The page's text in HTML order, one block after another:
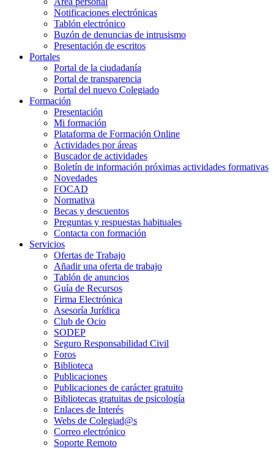
Notificaciones electrónicas
Tablón electrónico
Buzón de denuncias de intrusismo
Presentación de escritos
Portales
Portal de la ciudadanía
Portal de transparencia
Portal del nuevo Colegiado
Formación
Presentación
Mi formación
Plataforma de Formación Online
Actividades por áreas
Buscador de actividades
Boletín de información próximas actividades formativas
Novedades
FOCAD
Normativa
Becas y descuentos
Preguntas y respuestas habituales
Contacta con formación
Servicios
Ofertas de Trabajo
Añadir una oferta de trabajo
Tablón de anuncios
Guía de Recursos
Firma Electrónica
Asesoría Jurídica
Club de Ocio
SODEP
Seguro Responsabilidad Civil
Foros
Biblioteca
Publicaciones
Publicaciones de carácter gratuito
Bibliotecas gratuitas de psicología
Enlaces de Interés
Webs de Colegiad@s
Correo electrónico
Soporte Remoto